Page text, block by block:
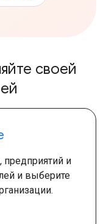
своей
предприятий и
и выберите